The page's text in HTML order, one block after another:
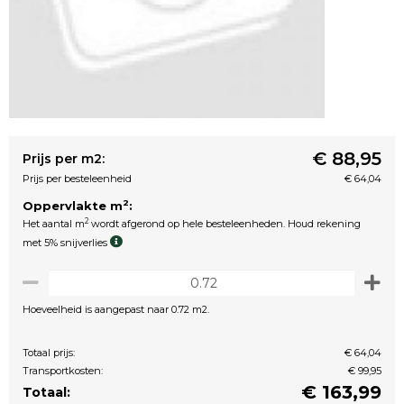
Prijs per m2: € 88,95
Prijs per besteleenheid € 64,04
Oppervlakte m2:
Het aantal m2 wordt afgerond op hele besteleenheden. Houd rekening
met 5% snijverlies
Hoeveelheid is aangepast naar 0.72 m2.
Totaal prijs:
€ 64,04
Transportkosten:
€ 99,95
Totaal: € 163,99